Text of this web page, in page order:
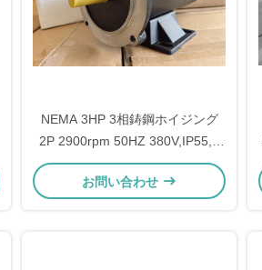
NEMA 3HP 3相鋳鋼ホイジング
2P 2900rpm 50HZ 380V,IP55,F
クラス,NEMA 145T,SKFベアリン
グモーター
お問い合わせ